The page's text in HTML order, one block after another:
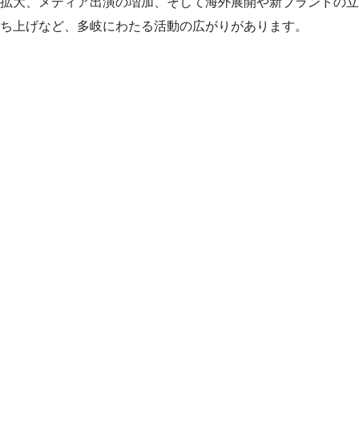
ち上げなど、多岐にわたる活動の広がりがあります。